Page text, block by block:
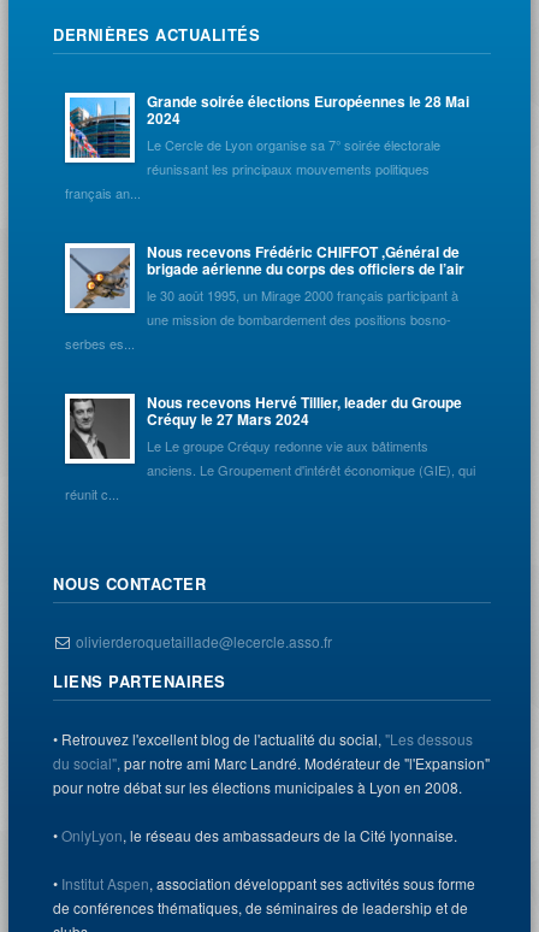
DERNIÈRES ACTUALITÉS
Grande soirée élections Européennes le 28 Mai
2024
Le Cercle de Lyon organise sa 7° soirée électorale
réunissant les principaux mouvements politiques
français an...
Nous recevons Frédéric CHIFFOT ,Général de
brigade aérienne du corps des officiers de l’air
le 30 août 1995, un Mirage 2000 français participant à
une mission de bombardement des positions bosno-
serbes es...
Nous recevons Hervé Tillier, leader du Groupe
Créquy le 27 Mars 2024
Le Le groupe Créquy redonne vie aux bâtiments
anciens. Le Groupement d'intérêt économique (GIE), qui
réunit c...
NOUS CONTACTER
olivierderoquetaillade@lecercle.asso.fr
LIENS PARTENAIRES
• Retrouvez l'excellent blog de l'actualité du social,"Les dessous
du social", par notre ami Marc Landré. Modérateur de "l'Expansion"
pour notre débat sur les élections municipales à Lyon en 2008.
•OnlyLyon, le réseau des ambassadeurs de la Cité lyonnaise.
• Institut Aspen, association développant ses activités sous forme
de conférences thématiques, de séminaires de leadership et de